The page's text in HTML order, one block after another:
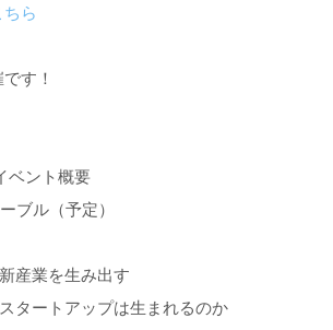
ちら
す！
ベント概要
ブル（予定）
産業を生み出す
タートアップは生まれるのか